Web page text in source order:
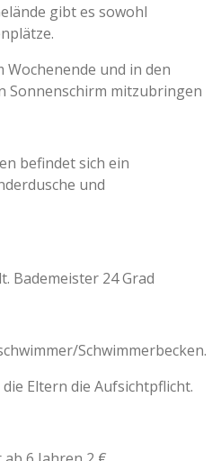
gibt es sowohl
und in den
Sonnenschirm mitzubringen
befindet sich ein
und
Bademeister 24 Grad
Schwimmerbecken.
Eltern die Aufsichtpflicht.